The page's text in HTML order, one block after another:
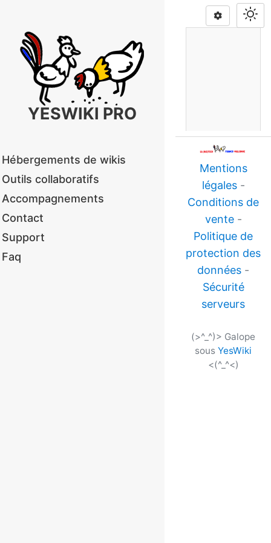
YESWIKI PRO
Hébergements de wikis
Outils collaboratifs
Accompagnements
Contact
Support
Faq
Download PDF
Mentions
légales-
Conditions de
vente-
Politique de
protection des
données -
Sécurité
serveurs
(>^_^)> Galope
sous YesWiki
<(^_^<)